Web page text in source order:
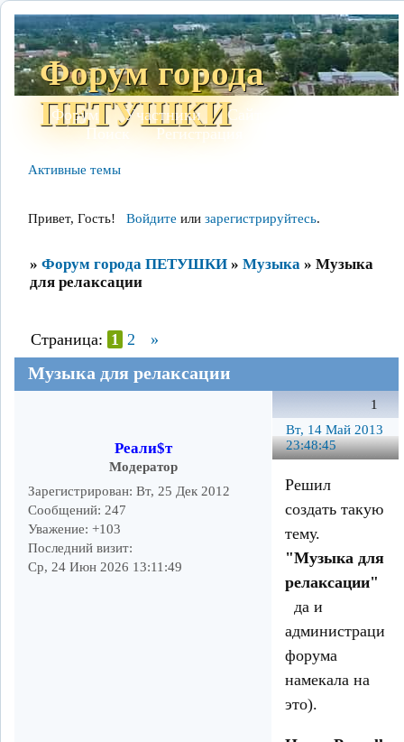
Форум города
ПЕТУШКИ
Форум Участники Сайт
Поиск
Регистрация
Активные темы
Привет, Гость! Войдите или зарегистрируйтесь.
» Форум города ПЕТУШКИ » Музыка » Музыка
для релаксации
Музыка для релаксации
Страница: 1 2 »
1
Вт, 14 Май 2013
23:48:45
Реали$т
Модератор
Зарегистрирован: Вт, 25 Дек 2012
Сообщений: 247
Уважение: +103
Последний визит:
Ср, 24 Июн 2026 13:11:49
Решил
создать такую
тему.
"Музыка для
релаксации"
да и
администрация
форума
намекала на
это).